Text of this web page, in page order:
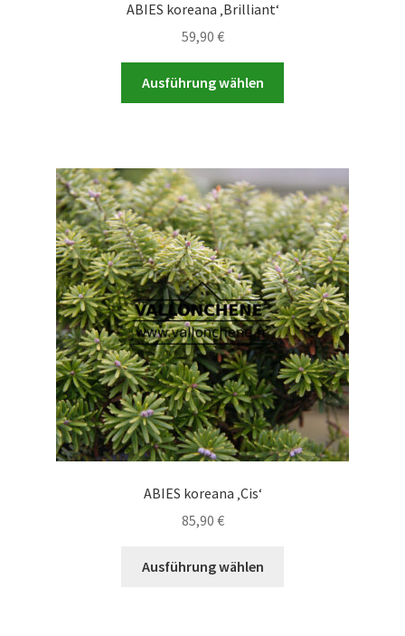
ABIES koreana ‚Brilliant‘
59,90 €
Ausführung wählen
auf.
Die
Optionen
können
auf
der
Produktseite
gewählt
werden
ABIES koreana ‚Cis‘
85,90 €
Ausführung wählen